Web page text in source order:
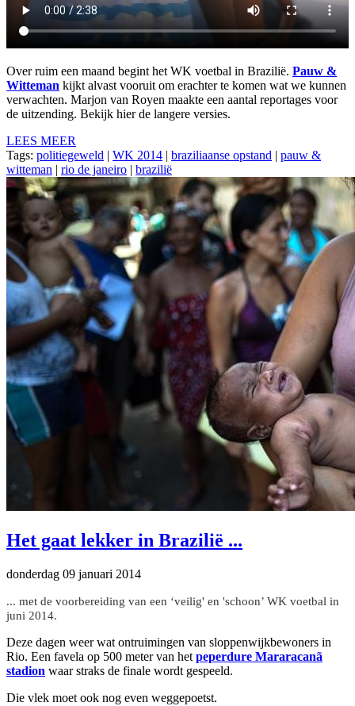
Over ruim een maand begint het WK voetbal in Brazilië. Pauw &
Witteman kijkt alvast vooruit om erachter te komen wat we kunnen
verwachten. Marjon van Royen maakte een aantal reportages voor
de uitzending. Bekijk hier de langere versies.
LEES MEER
Tags: politiegeweld | WK 2014 | braziliaanse opstand | pauw &
witteman | rio de janeiro | brazilië
Het gaat lekker in Brazilië ...
donderdag 09 januari 2014
... met de voorbereiding van een ‘veilig' en 'schoon’ WK voetbal in
juni 2014.
Deze dagen weer wat ontruimingen van sloppenwijkbewoners in
Rio. Een favela op 500 meter van het peperdure Mararacanã
stadion waar straks de finale wordt gespeeld.
Die vlek moet ook nog even weggepoetst.